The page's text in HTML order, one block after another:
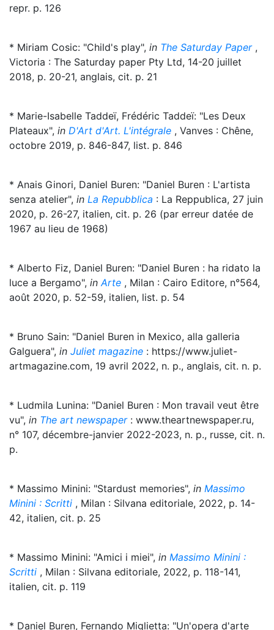
repr. p. 126
* Miriam Cosic: "Child's play", in The Saturday Paper,
Victoria : The Saturday paper Pty Ltd, 14-20 juillet
2018, p. 20-21, anglais, cit. p. 21
* Marie-Isabelle Taddeï, Frédéric Taddeï: "Les Deux
Plateaux", in D'Art d'Art. L'intégrale , Vanves : Chêne,
octobre 2019, p. 846-847, list. p. 846
* Anais Ginori, Daniel Buren: "Daniel Buren : L'artista
senza atelier", in La Repubblica : La Reppublica, 27 juin
2020, p. 26-27, italien, cit. p. 26 (par erreur datée de
1967 au lieu de 1968)
* Alberto Fiz, Daniel Buren: "Daniel Buren : ha ridato la
luce a Bergamo", in Arte , Milan : Cairo Editore, n°564,
août 2020, p. 52-59, italien, list. p. 54
* Bruno Sain: "Daniel Buren in Mexico, alla galleria
Galguera", in Juliet magazine : https://www.juliet-
artmagazine.com, 19 avril 2022, n. p., anglais, cit. n. p.
* Ludmila Lunina: "Daniel Buren : Mon travail veut être
vu", in The art newspaper: www.theartnewspaper.ru,
n° 107, décembre-janvier 2022-2023, n. p., russe, cit. n.
p.
* Massimo Minini: "Stardust memories", in Massimo
Minini : Scritti , Milan : Silvana editoriale, 2022, p. 14-
42, italien, cit. p. 25
* Massimo Minini: "Amici i miei", in Massimo Minini :
Scritti , Milan : Silvana editoriale, 2022, p. 118-141,
italien, cit. p. 119
* Daniel Buren, Fernando Miglietta: "Un'opera d'arte